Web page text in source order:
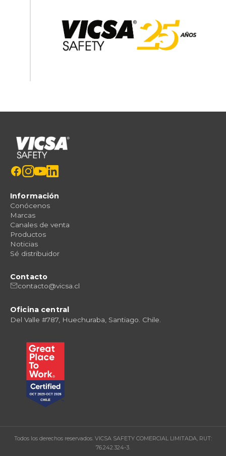
Información
Conócenos
Marcas
Canales de venta
Productos
Noticias
Sé distribuidor
Contacto
contacto@vicsa.cl
Oficina central
Del Valle #787, Huechuraba, Santiago. Chile.
Todos los derechos reservados. VICSA SAFETY COMERCIAL LIMITADA, RUT:
76.242.324-3.